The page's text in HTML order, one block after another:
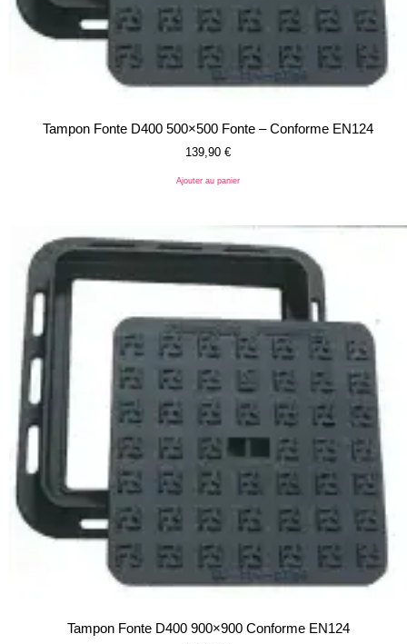
Tampon Fonte D400 500×500 Fonte – Conforme EN124
139,90 €
Ajouter au panier
Tampon Fonte D400 900×900 Conforme EN124